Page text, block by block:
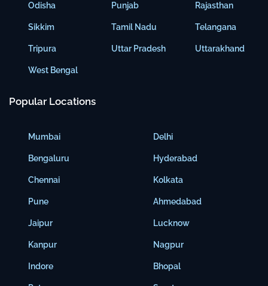
Odisha
Sikkim
Tripura
West Bengal
Punjab
Tamil Nadu
Uttar Pradesh
Rajasthan
Telangana
Uttarakhand
Popular Locations
Mumbai
Bengaluru
Chennai
Pune
Jaipur
Kanpur
Indore
Delhi
Hyderabad
Kolkata
Ahmedabad
Lucknow
Nagpur
Bhopal